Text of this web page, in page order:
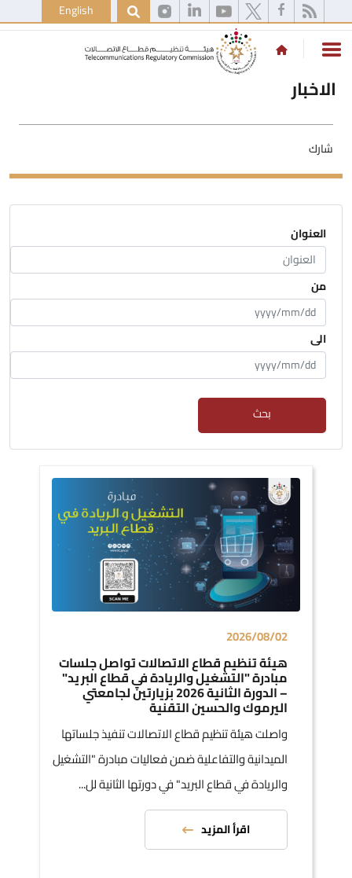
English
الاخبار
شارك
العنوان
من
الى
بحث
2026/08/02
هيئة تنظيم قطاع الاتصالات تواصل جلسات
مبادرة "التشغيل والريادة في قطاع البريد"
– الدورة الثانية 2026 بزيارتين لجامعتي
اليرموك والحسين التقنية
واصلت هيئة تنظيم قطاع الاتصالات تنفيذ جلساتها
الميدانية والتفاعلية ضمن فعاليات مبادرة "التشغيل
والريادة في قطاع البريد" في دورتها الثانية لل...
اقرأ المزيد